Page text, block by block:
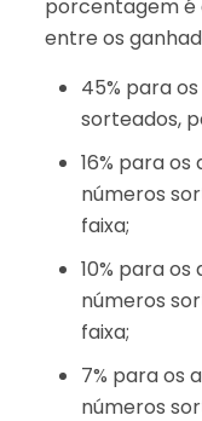
porcentagem é
entre os
45% para
sorteados,
16% para
números
faixa;
10% para
números
faixa;
7% para os
números